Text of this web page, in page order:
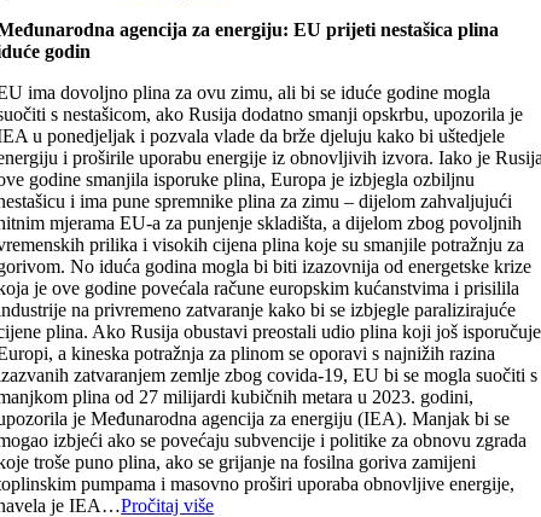
agencija za energiju: EU prijeti nestašica plina
godin
ima dovoljno plina za ovu zimu, ali bi se iduće godine mogla
s nestašicom, ako Rusija dodatno smanji opskrbu, upozorila je
u ponedjeljak i pozvala vlade da brže djeluju kako bi uštedjele
i proširile uporabu energije iz obnovljivih izvora. Iako je
godine smanjila isporuke plina, Europa je izbjegla ozbiljnu
i ima pune spremnike plina za zimu – dijelom zahvaljujući
mjerama EU-a za punjenje skladišta, a dijelom zbog povoljnih
prilika i visokih cijena plina koje su smanjile potražnju za
No iduća godina mogla bi biti izazovnija od energetske krize
je ove godine povećala račune europskim kućanstvima i prisilila
na privremeno zatvaranje kako bi se izbjegle paralizirajuće
plina. Ako Rusija obustavi preostali udio plina koji još isporučuje
a kineska potražnja za plinom se oporavi s najnižih razina
zatvaranjem zemlje zbog covida-19, EU bi se mogla suočiti s
plina od 27 milijardi kubičnih metara u 2023. godini,
je Međunarodna agencija za energiju (IEA). Manjak bi se
izbjeći ako se povećaju subvencije i politike za obnovu zgrada
troše puno plina, ako se grijanje na fosilna goriva zamijeni
pumpama i masovno proširi uporaba obnovljive energije,
je IEA…Pročitaj više